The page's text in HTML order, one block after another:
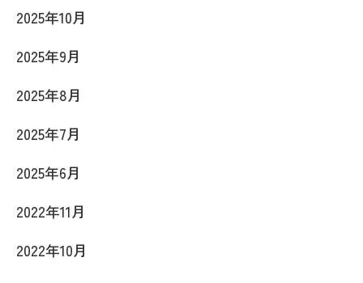
2025年10月
2025年9月
2025年8月
2025年7月
2025年6月
2022年11月
2022年10月